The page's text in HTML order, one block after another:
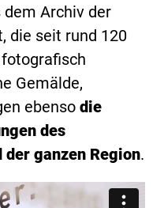
Archiv der
die seit rund 120
Gemälde,
ebenso die
des
der ganzen Region.